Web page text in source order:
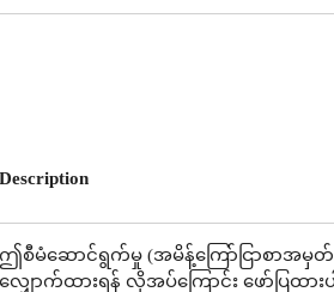
Description
ဤစီမံဆောင်ရွက်မှု (အမိန့်ကြော်ငြာစာအ
လျှောက်ထားရန် လိုအပ်ကြောင်း ဖော်ပ